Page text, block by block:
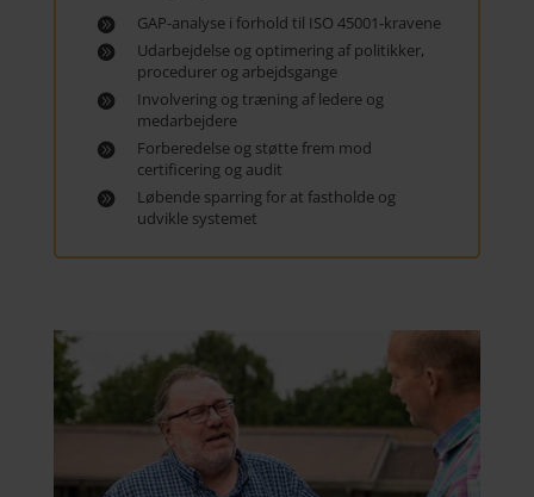
GAP-analyse i forhold til ISO 45001-kravene
Udarbejdelse og optimering af politikker,
procedurer og arbejdsgange
Involvering og træning af ledere og
medarbejdere
Forberedelse og støtte frem mod
certificering og audit
Løbende sparring for at fastholde og
udvikle systemet